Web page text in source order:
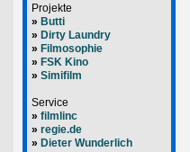
Projekte
» Butti
» Dirty Laundry
» Filmosophie
» FSK Kino
» Simifilm
Service
» filmlinc
» regie.de
» Dieter Wunderlich